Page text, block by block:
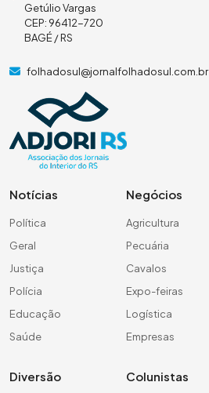
Getúlio Vargas
CEP: 96412-720
BAGÉ / RS
folhadosul@jornalfolhadosul.com.br
Notícias
Política
Geral
Justiça
Polícia
Educação
Saúde
Negócios
Agricultura
Pecuária
Cavalos
Expo-feiras
Logística
Empresas
Diversão Colunistas